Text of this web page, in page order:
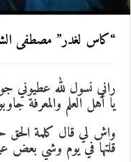
“كاس لغدر” مصطفى
راني نسول لله عطيوني
يا أهل العلم والمعرفة
واش لي قال كلمة الحق
قلتها في يوم وشي بعض